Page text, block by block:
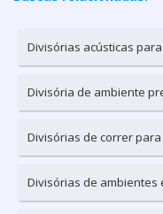
Divisórias acústicas
Divisória de ambiente
Divisórias de correr
Divisórias de ambientes